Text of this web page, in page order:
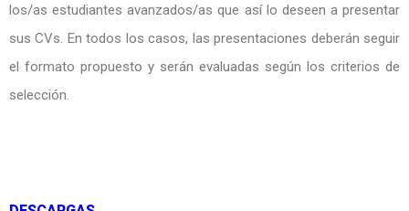
los/as estudiantes avanzados/as que así lo deseen a presentar
sus CVs. En todos los casos, las presentaciones deberán seguir
el formato propuesto y serán evaluadas según los criterios de
selección.